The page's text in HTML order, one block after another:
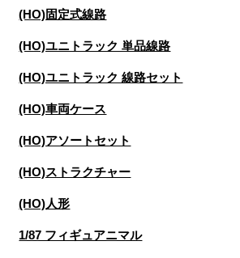
(HO)固定式線路
(HO)ユニトラック 単品線路
(HO)ユニトラック 線路セット
(HO)車両ケース
(HO)アソートセット
(HO)ストラクチャー
(HO)人形
1/87 フィギュアニマル